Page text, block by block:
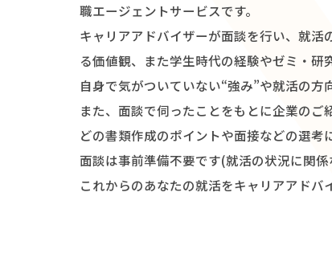
サービス
職エージェントサービスです。
キャリアアドバイザーが面談を行い、就活
る価値観、また学生時代の経験やゼミ・研
自身で気がついていない“強み”や就活の方
また、面談で伺ったことをもとに企業の
どの書類作成のポイントや面接などの選考
面談は事前準備不要です(就活の状況に関
これからのあなたの就活をキャリアアドバ